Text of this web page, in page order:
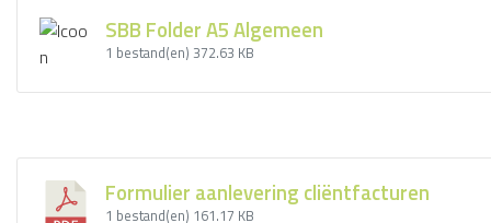
SBB Folder A5 Algemeen
1 bestand(en) 372.63 KB
Formulier aanlevering cliëntfacturen
1 bestand(en) 161.17 KB